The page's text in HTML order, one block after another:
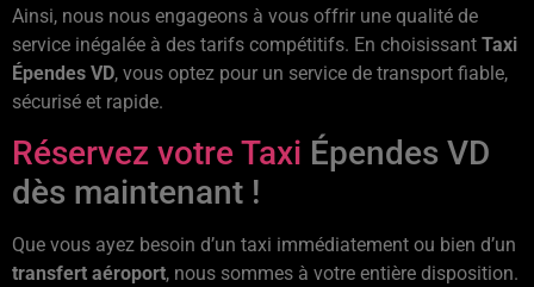
Ainsi, nous nous engageons à vous offrir une qualité de
service inégalée à des tarifs compétitifs. En choisissant Taxi
Épendes VD, vous optez pour un service de transport fiable,
sécurisé et rapide.
Réservez votre Taxi Épendes VD
dès maintenant !
Que vous ayez besoin d’un taxi immédiatement ou bien d’un
transfert aéroport, nous sommes à votre entière disposition.